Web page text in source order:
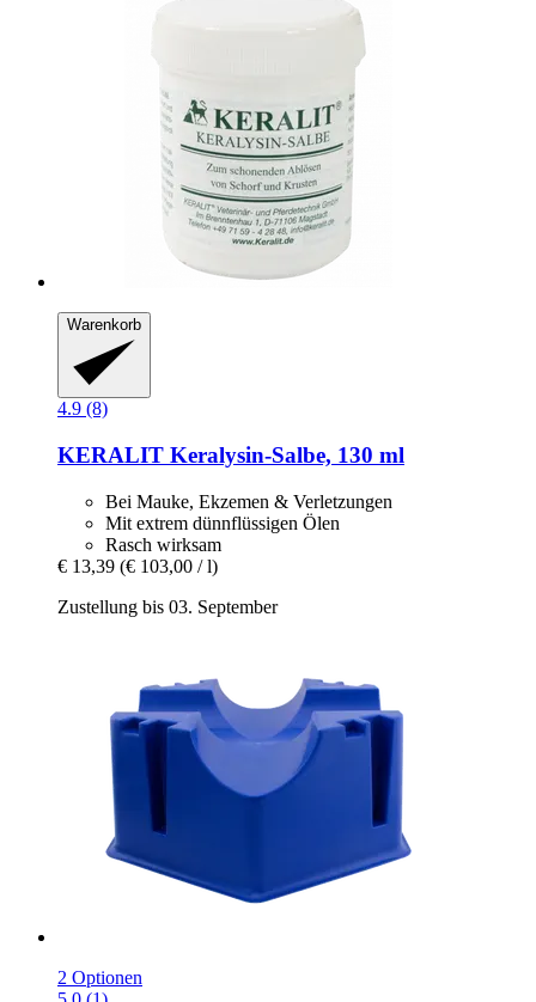
Warenkorb
4.9 (8)
KERALIT Keralysin-​Salbe, 130 ml
Bei Mauke, Ekzemen & Verletzungen
Mit extrem dünnflüssigen Ölen
Rasch wirksam
€ 13,39 (€ 103,00 / l)
Zustellung bis 03. September
2 Optionen